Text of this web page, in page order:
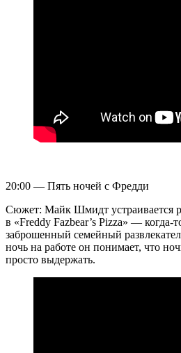
20:00 — Пять ночей с Фредди
Сюжет: Майк Шмидт устраивается
в «Freddy Fazbear’s Pizza» —
заброшенный семейный
ночь на работе он понимает, что
просто выдержать.